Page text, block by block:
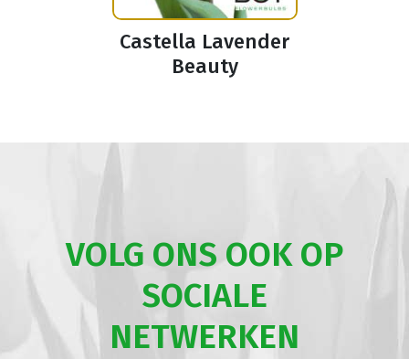
Castella Lavender
Beauty
VOLG ONS OOK OP
SOCIALE
NETWERKEN